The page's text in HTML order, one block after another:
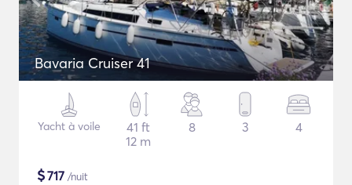
Bavaria Cruiser 41
Yacht à voile
41 ft
12 m
8 3 4
$717 /nuit